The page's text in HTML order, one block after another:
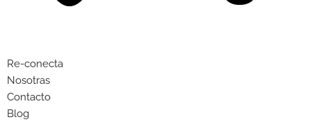
Re-conecta
Nosotras
Contacto
Blog